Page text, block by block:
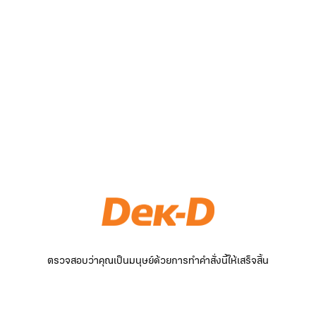
ตรวจสอบว่าคุณเป็นมนุษย์ด้วยการทำคำสั่งนี้ให้เสร็จสิ้น